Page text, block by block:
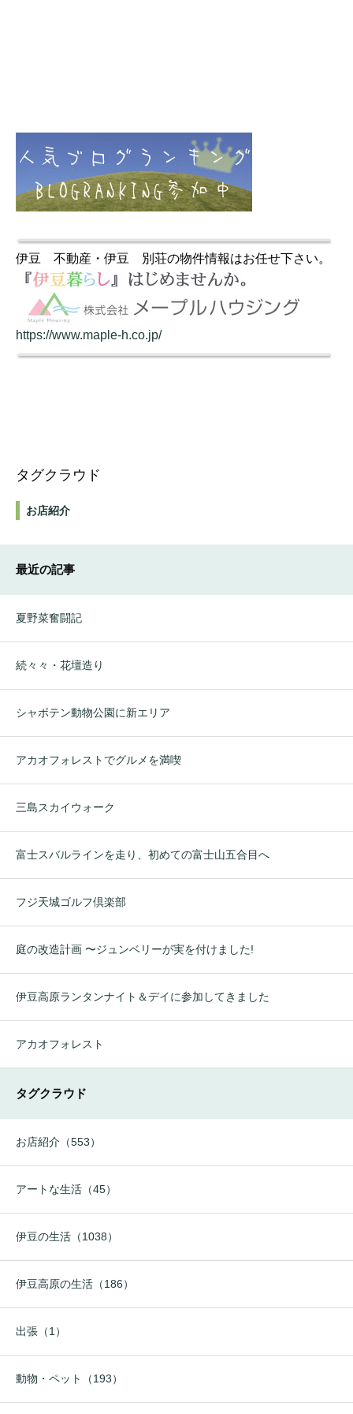
伊豆 不動産・伊豆 別荘の物件情報はお任せ下さい。
https://www.maple-h.co.jp/
タグクラウド
お店紹介
最近の記事
夏野菜奮闘記
続々々・花壇造り
シャボテン動物公園に新エリア
アカオフォレストでグルメを満喫
三島スカイウォーク
富士スバルラインを走り、初めての富士山五合目へ
フジ天城ゴルフ倶楽部
庭の改造計画 〜ジュンベリーが実を付けました!
伊豆高原ランタンナイト＆デイに参加してきました
アカオフォレスト
タグクラウド
お店紹介（553）
アートな生活（45）
伊豆の生活（1038）
伊豆高原の生活（186）
出張（1）
動物・ペット（193）